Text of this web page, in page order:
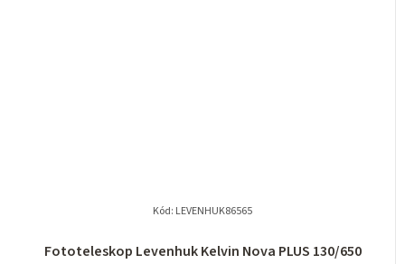
Fototeleskop Levenhuk Kelvin Nova PLUS 130/650
Kód: LEVENHUK86565